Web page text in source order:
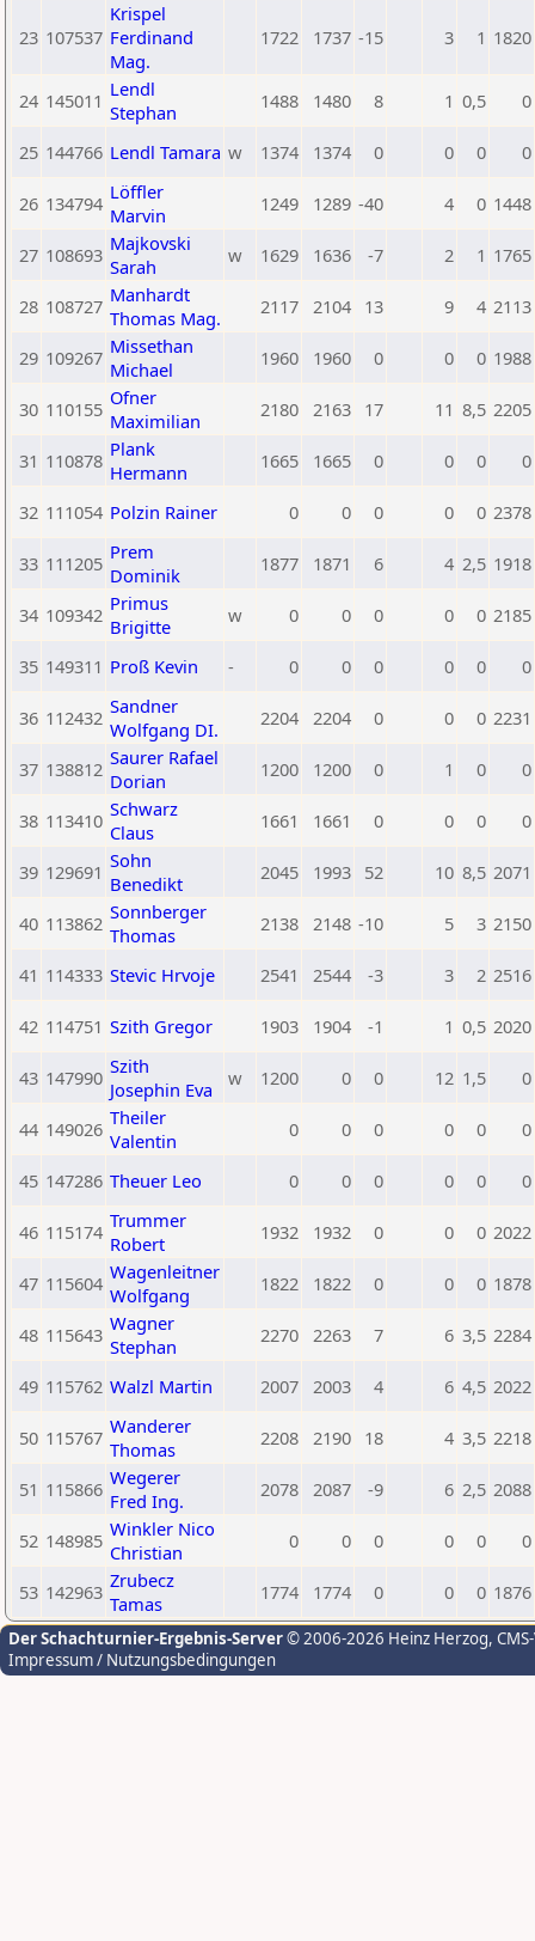
23 107537
Krispel
Ferdinand
Mag.
1722 1737 -15 3 1 1820
24 145011 Lendl
Stephan
1488 1480 8 1 0,5 0
25 144766 Lendl Tamara w 1374 1374 0 0 0 0
26 134794 Löffler
Marvin
1249 1289 -40 4 0 1448
27 108693 Majkovski
Sarah
w 1629 1636 -7 2 1 1765
28 108727 Manhardt
Thomas Mag.
2117 2104 13 9 4 2113
29 109267 Missethan
Michael
1960 1960 0 0 0 1988
30 110155 Ofner
Maximilian
2180 2163 17 11 8,5 2205
31 110878 Plank
Hermann
1665 1665 0 0 0 0
32 111054 Polzin Rainer 0 0 0 0 0 2378
33 111205 Prem
Dominik
1877 1871 6 4 2,5 1918
34 109342 Primus
Brigitte
w 0 0 0 0 0 2185
35 149311 Proß Kevin - 0 0 0 0 0 0
36 112432 Sandner
Wolfgang DI.
2204 2204 0 0 0 2231
37 138812 Saurer Rafael
Dorian
1200 1200 0 1 0 0
38 113410 Schwarz
Claus
1661 1661 0 0 0 0
39 129691 Sohn
Benedikt
2045 1993 52 10 8,5 2071
40 113862 Sonnberger
Thomas
2138 2148 -10 5 3 2150
41 114333 Stevic Hrvoje 2541 2544 -3 3 2 2516
42 114751 Szith Gregor 1903 1904 -1 1 0,5 2020
43 147990 Szith
Josephin Eva
w 1200 0 0 12 1,5 0
44 149026 Theiler
Valentin
0 0 0 0 0 0
45 147286 Theuer Leo 0 0 0 0 0 0
46 115174 Trummer
Robert
1932 1932 0 0 0 2022
47 115604 Wagenleitner
Wolfgang
1822 1822 0 0 0 1878
48 115643 Wagner
Stephan
2270 2263 7 6 3,5 2284
49 115762 Walzl Martin 2007 2003 4 6 4,5 2022
50 115767 Wanderer
Thomas
2208 2190 18 4 3,5 2218
51 115866 Wegerer
Fred Ing.
2078 2087 -9 6 2,5 2088
52 148985 Winkler Nico
Christian
0 0 0 0 0 0
53 142963 Zrubecz
Tamas
1774 1774 0 0 0 1876
Der Schachturnier-Ergebnis-Server© 2006-2026 Heinz Herzog,
Impressum / Nutzungsbedingungen